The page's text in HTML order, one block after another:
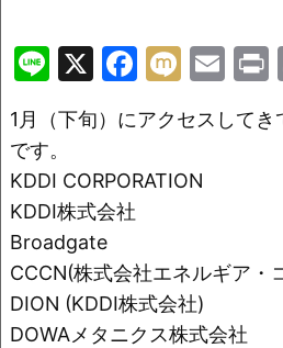
Li
e
X
F
c
e
o
k
M
i
E
ai t
1月（下旬）にアクセスして
です。
KDDI CORPORATION
KDDI株式会社
Broadgate
CCCN(株式会社エネルギア・
DION (KDDI株式会社)
DOWAメタニクス株式会社